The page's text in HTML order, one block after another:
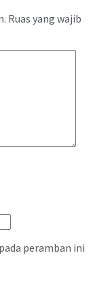
Ruas yang wajib
peramban ini